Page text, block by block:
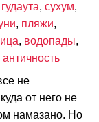
гудаута, сухум,
, пляжи,
, водопады,
античность
не
от него не
намазано. Но